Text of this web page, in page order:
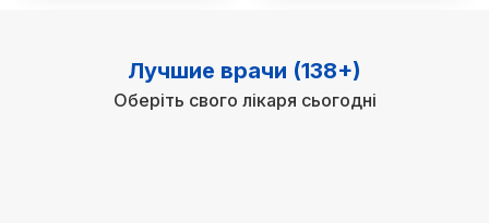
Лучшие врачи (138+)
Оберіть свого лікаря сьогодні